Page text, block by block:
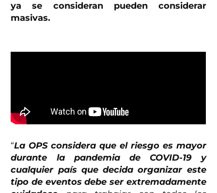
ya se consideran pueden considerar
masivas.
“La OPS considera que el riesgo es mayor
durante la pandemia de COVID-19 y
cualquier país que decida organizar este
tipo de eventos debe ser extremadamente